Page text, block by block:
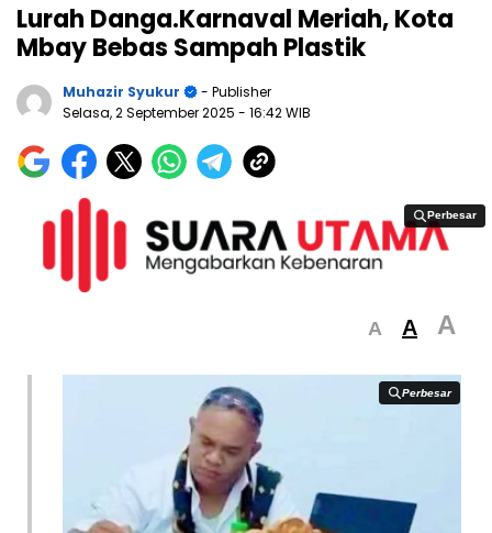
Lurah Danga.Karnaval Meriah, Kota
Mbay Bebas Sampah Plastik
Muhazir Syukur
- Publisher
Selasa, 2 September 2025 - 16:42 WIB
Perbesar
Perbesar
A A A
Perbesar
Perbesar